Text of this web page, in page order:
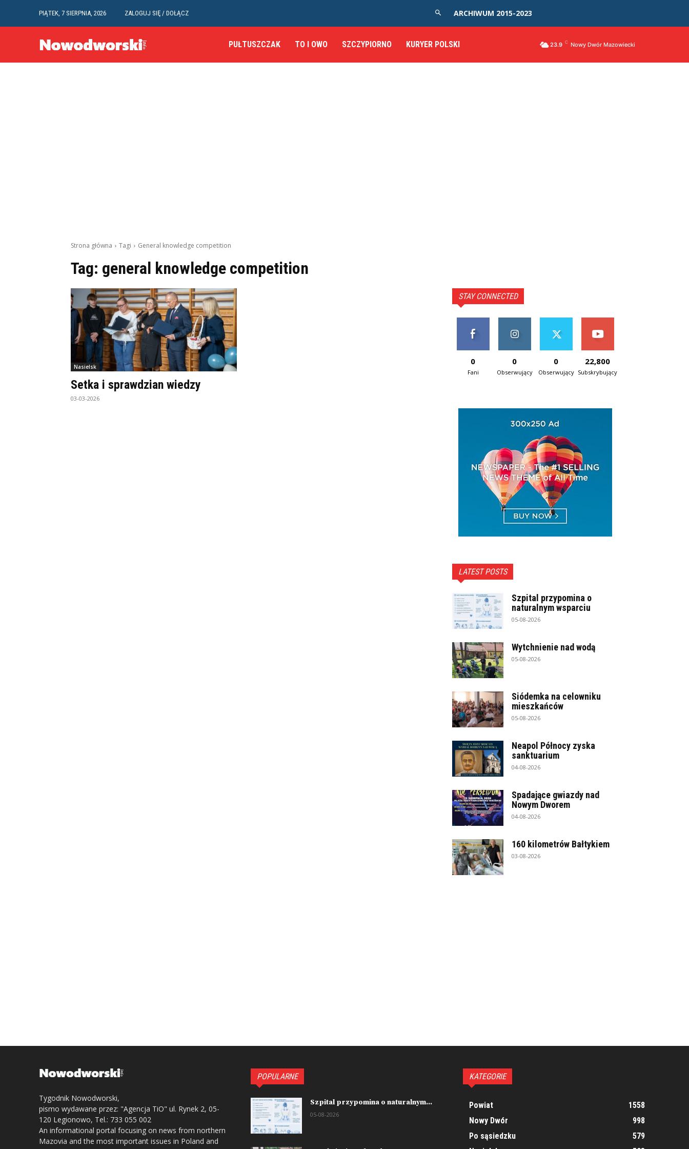
PIĄTEK, 7 SIERPNIA, 2026 ZALOGUJ SIĘ / DOŁĄCZ ARCHIWUM 2015-2023
PUŁTUSZCZAK TO I OWO SZCZYPIORNO KURYER POLSKI 23.9 C Nowy Dwór Mazowiecki
Strona główna Tagi General knowledge competition
Tag: general knowledge competition
Nasielsk
Setka i sprawdzian wiedzy
03-03-2026
STAY CONNECTED
0
Fani
0
Obserwujący
0
Obserwujący
22,800
Subskrybujący
LATEST POSTS
Szpital przypomina o
naturalnym wsparciu
05-08-2026
Wytchnienie nad wodą
05-08-2026
Siódemka na celowniku
mieszkańców
05-08-2026
Neapol Północy zyska
sanktuarium
04-08-2026
Spadające gwiazdy nad
Nowym Dworem
04-08-2026
160 kilometrów Bałtykiem
03-08-2026
Tygodnik Nowodworski,
pismo wydawane przez: "Agencja TiO" ul. Rynek 2, 05-
120 Legionowo, Tel.: 733 055 002
An informational portal focusing on news from northern
Mazovia and the most important issues in Poland and
POPULARNE
Szpital przypomina o naturalnym...
05-08-2026
KATEGORIE
Powiat
1558
Nowy Dwór
998
Po sąsiedzku
579